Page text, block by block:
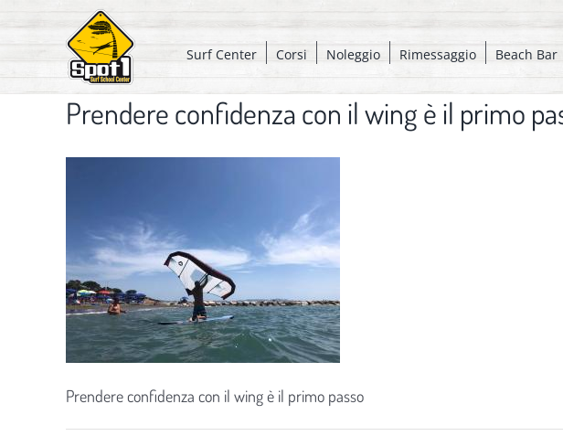
contenuto
Surf Center Corsi Noleggio Rimessaggio Beach Bar
Prendere confidenza con il wing è il primo
Prendere confidenza con il wing è il primo passo